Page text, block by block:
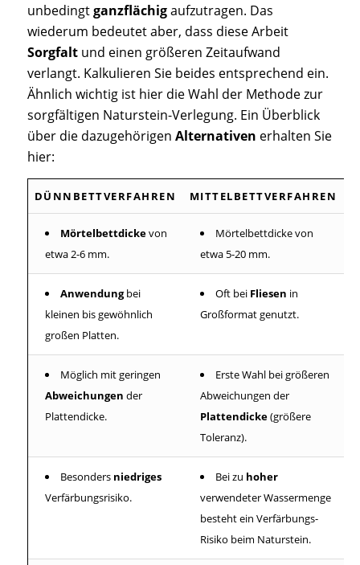
unbedingtganzflächigaufzutragen. Das
wiederum bedeutet aber, dass diese Arbeit
Sorgfaltund einen größeren Zeitaufwand
verlangt. Kalkulieren Sie beides entsprechend ein.
Ähnlich wichtig ist hier die Wahl der Methode zur
sorgfältigen Naturstein-Verlegung. Ein Überblick
über die dazugehörigen Alternativen erhalten Sie
hier:
DÜNNBETTVERFAHREN MITTELBETTVERFAHREN
Mörtelbettdickevon
etwa 2-6 mm.
Mörtelbettdicke von
etwa 5-20 mm.
Anwendungbei
kleinen bis gewöhnlich
großen Platten.
Oft bei Fliesen in
Großformat genutzt.
Möglich mit geringen
Abweichungen der
Plattendicke.
Erste Wahl bei größeren
Abweichungen der
Plattendicke(größere
Toleranz).
Besonders niedriges
Verfärbungsrisiko.
Bei zu hoher
verwendeter Wassermenge
besteht ein Verfärbungs-
Risiko beim Naturstein.